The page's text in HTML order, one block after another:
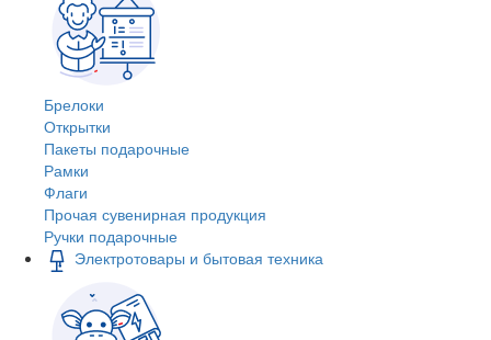
Брелоки
Открытки
Пакеты подарочные
Рамки
Флаги
Прочая сувенирная продукция
Ручки подарочные
Электротовары и бытовая техника